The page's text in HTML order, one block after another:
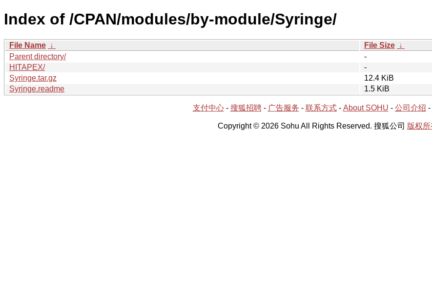
Index of /CPAN/modules/by-module/Syringe/
File Name ↓ File Size ↓
Parent directory/
-
HITAPEX/
-
Syringe.tar.gz
12.4 KiB
Syringe.readme
1.5 KiB
支付中心- 搜狐招聘- 广告服务 - 联系方式- About SOHU - 公司介绍 -
Copyright © 2026 Sohu All Rights Reserved. 搜狐公司 版权